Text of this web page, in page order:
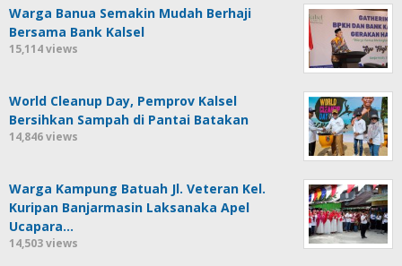
Warga Banua Semakin Mudah Berhaji
Bersama Bank Kalsel
15,114 views
World Cleanup Day, Pemprov Kalsel
Bersihkan Sampah di Pantai Batakan
14,846 views
Warga Kampung Batuah Jl. Veteran Kel.
Kuripan Banjarmasin Laksanaka Apel
Ucapara…
14,503 views